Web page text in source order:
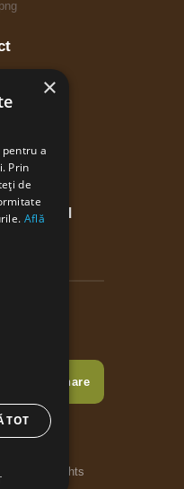
– 5:00pm
081 932
Bound
2025. All rights
×
a
Prin
de
Află
TOT